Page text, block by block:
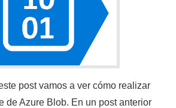
post vamos a ver cómo realizar
de Azure Blob. En un post anterior